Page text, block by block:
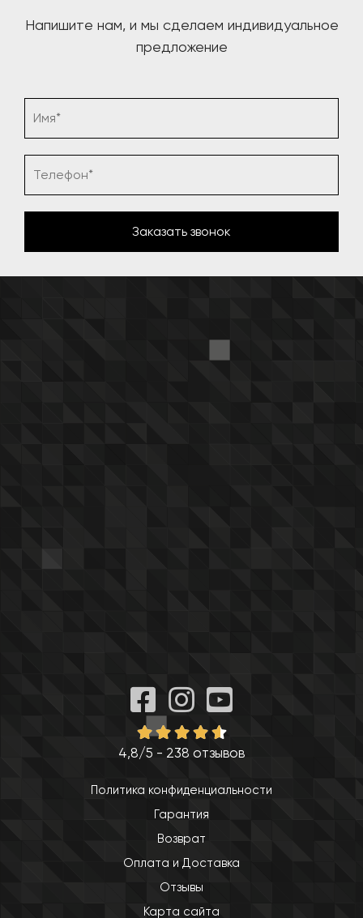
Напишите нам, и мы сделаем индивидуальное
предложение
4,8/5 - 238 отзывов
Политика конфиденциальности
Гарантия
Возврат
Оплата и Доставка
Отзывы
Карта сайта